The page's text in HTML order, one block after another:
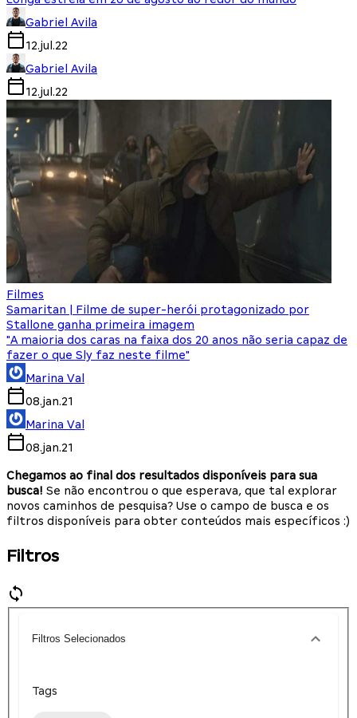
Gabriel Avila
12.jul.22
Gabriel Avila
12.jul.22
Filmes
Samaritan | Filme de super-herói protagonizado por
Stallone ganha primeira imagem
"A maioria dos caras na faixa dos 20 anos não seria capaz de
fazer o que Sly faz neste filme"
Marina Val
08.jan.21
Marina Val
08.jan.21
Chegamos ao final dos resultados disponíveis para sua
busca! Se não encontrou o que esperava, que tal explorar
novos caminhos de pesquisa? Use o campo de busca e os
filtros disponíveis para obter conteúdos mais específicos :)
Filtros
Filtros Selecionados
Tags